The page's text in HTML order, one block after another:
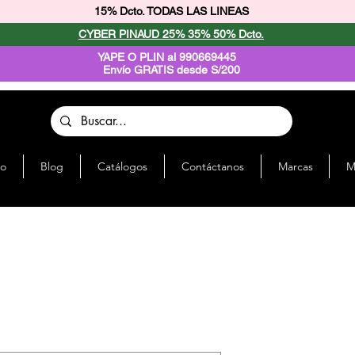
15% Dcto. TODAS LAS LINEAS
CYBER PINAUD 25% 35% 50% Dcto.
YAPE O PLIN al 990669445
Envío GRATIS desde S/200
Blog Catálogos Contáctanos Marcas